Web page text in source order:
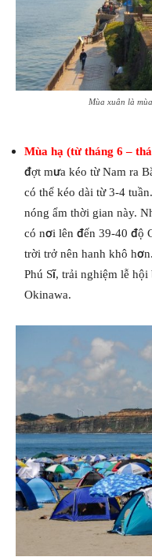
Mùa xuân là
Mùa hạ (từ tháng 6 –
đợt mưa kéo từ Nam ra
có thể kéo dài từ 3-4
nóng ẩm thời gian này.
có nơi lên đến 39-40 độ
trời trở nên hanh khô
Phú Sĩ, trải nghiệm lễ
Okinawa.